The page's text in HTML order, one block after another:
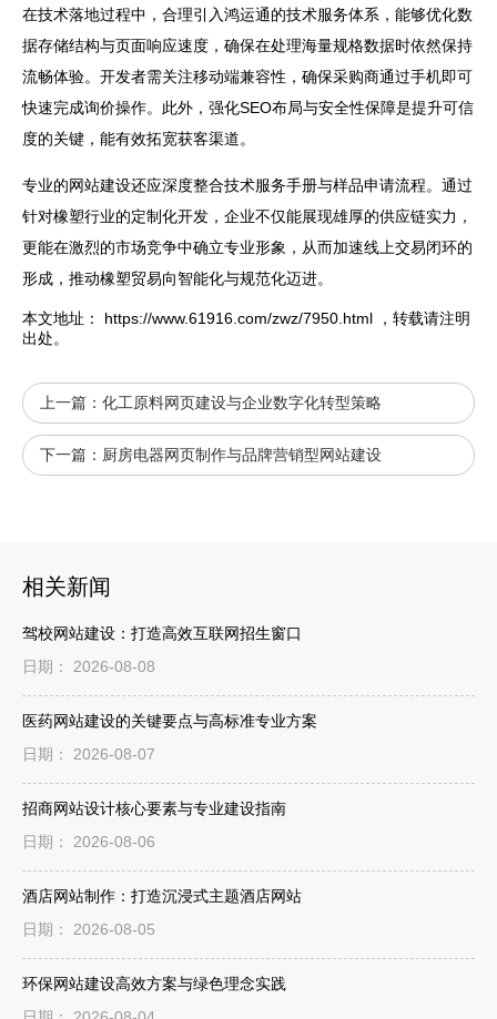
在技术落地过程中，合理引入鸿运通的技术服务体系，能够优化数
据存储结构与页面响应速度，确保在处理海量规格数据时依然保持
流畅体验。开发者需关注移动端兼容性，确保采购商通过手机即可
快速完成询价操作。此外，强化SEO布局与安全性保障是提升可信
度的关键，能有效拓宽获客渠道。
专业的网站建设还应深度整合技术服务手册与样品申请流程。通过
针对橡塑行业的定制化开发，企业不仅能展现雄厚的供应链实力，
更能在激烈的市场竞争中确立专业形象，从而加速线上交易闭环的
形成，推动橡塑贸易向智能化与规范化迈进。
本文地址： https://www.61916.com/zwz/7950.html
，转载请注明
出处。
上一篇： 化工原料网页建设与企业数字化转型策略
下一篇： 厨房电器网页制作与品牌营销型网站建设
相关新闻
驾校网站建设：打造高效互联网招生窗口
日期： 2026-08-08
医药网站建设的关键要点与高标准专业方案
日期： 2026-08-07
招商网站设计核心要素与专业建设指南
日期： 2026-08-06
酒店网站制作：打造沉浸式主题酒店网站
日期： 2026-08-05
环保网站建设高效方案与绿色理念实践